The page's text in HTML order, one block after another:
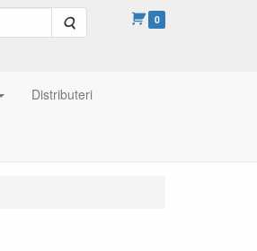
Pretraga 0
Distributeri